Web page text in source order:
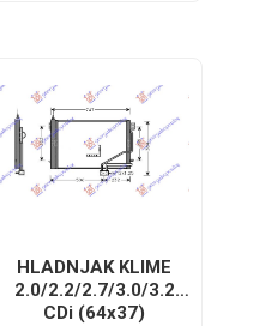
HLADNJAK KLIME
2.0/2.2/2.7/3.0/3.2
CDi (64x37)